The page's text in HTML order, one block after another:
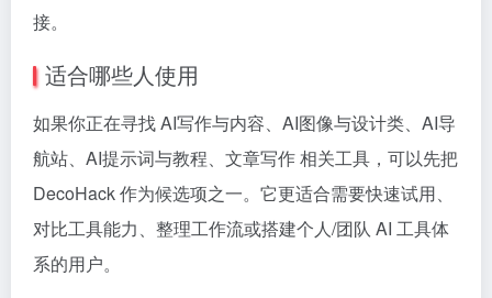
接。
适合哪些人使用
如果你正在寻找 AI写作与内容、AI图像与设计类、AI导
航站、AI提示词与教程、文章写作 相关工具，可以先把
DecoHack 作为候选项之一。它更适合需要快速试用、
对比工具能力、整理工作流或搭建个人/团队 AI 工具体
系的用户。